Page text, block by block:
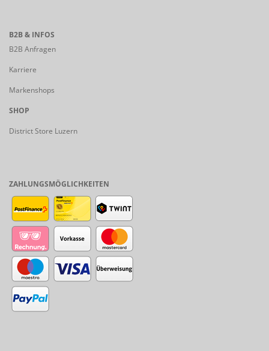
B2B & INFOS
B2B Anfragen
Karriere
Markenshops
SHOP
District Store Luzern
ZAHLUNGSMÖGLICHKEITEN